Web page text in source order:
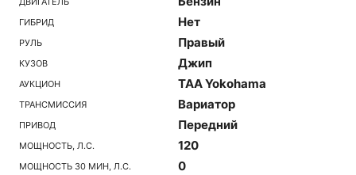
ГИБРИД Нет
РУЛЬ Правый
КУЗОВ Джип
АУКЦИОН TAA Yokohama
ТРАНСМИССИЯ Вариатор
ПРИВОД Передний
МОЩНОСТЬ, Л.С. 120
МОЩНОСТЬ 30 МИН, Л.С. 0